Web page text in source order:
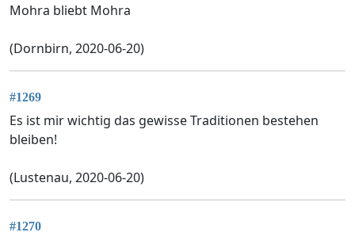
Mohra bliebt Mohra
(Dornbirn, 2020-06-20)
#1269
Es ist mir wichtig das gewisse Traditionen bestehen
bleiben!
(Lustenau, 2020-06-20)
#1270